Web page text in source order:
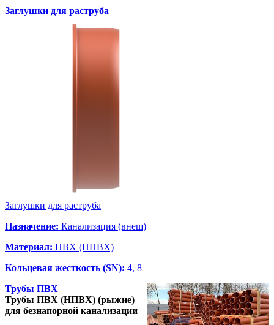
Заглушки для раструба
Заглушки для раструба
Назначение: Канализация (внеш)
Материал: ПВХ (НПВХ)
Кольцевая жесткость (SN): 4, 8
Трубы ПВХ
Трубы ПВХ (НПВХ) (рыжие)
для безнапорной канализации